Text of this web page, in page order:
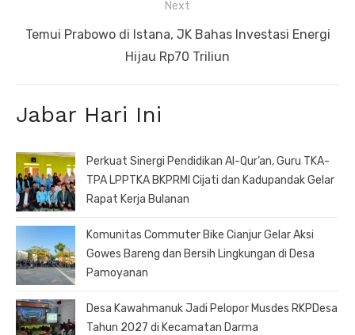
Next
Next
Temui Prabowo di Istana, JK Bahas Investasi Energi
Hijau Rp70 Triliun
Jabar Hari Ini
Perkuat Sinergi Pendidikan Al-Qur’an, Guru TKA-
TPA LPPTKA BKPRMI Cijati dan Kadupandak Gelar
Rapat Kerja Bulanan
Komunitas Commuter Bike Cianjur Gelar Aksi
Gowes Bareng dan Bersih Lingkungan di Desa
Pamoyanan
Desa Kawahmanuk Jadi Pelopor Musdes RKPDesa
Tahun 2027 di Kecamatan Darma